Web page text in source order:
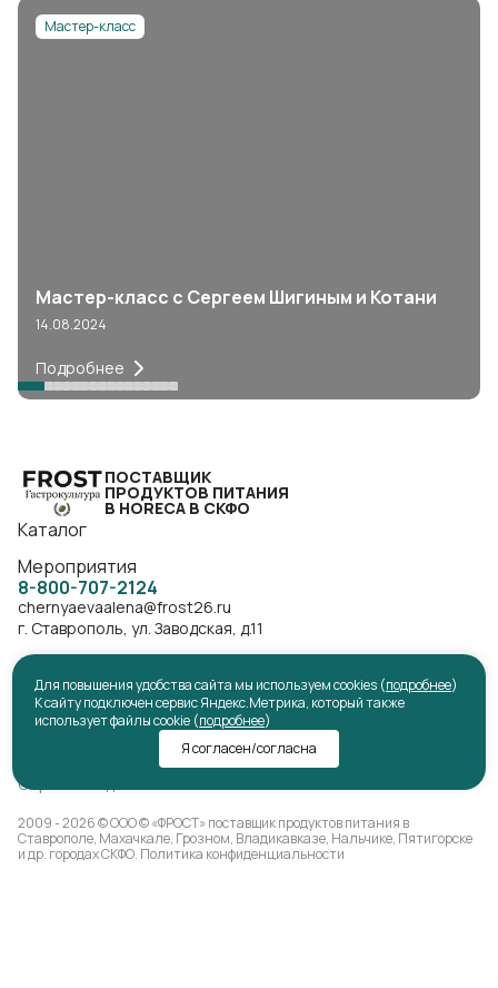
Для повышения удобства сайта мы используем cookies (подробнее)
К сайту подключен сервис Яндекс.Метрика, который также
использует файлы cookie (подробнее)
Я согласен/согласна
Мастер-класс
Мастер-класс с Сергеем Шигиным и Котани
14.08.2024
Подробнее
ПОСТАВЩИК
ПРОДУКТОВ ПИТАНИЯ
В HORECA В СКФО
Каталог
Мероприятия
8-800-707-2124
chernyaevaalena@frost26.ru
г. Ставрополь, ул. Заводская, д.11
Политика конфиденциальности
Согласие на обработку данных Яндекс.Метрика
Обработка данных
2009 - 2026 © ООО © «ФРОСТ» поставщик продуктов питания в
Ставрополе, Махачкале, Грозном, Владикавказе, Нальчике, Пятигорске
и др. городах СКФО. Политика конфиденциальности